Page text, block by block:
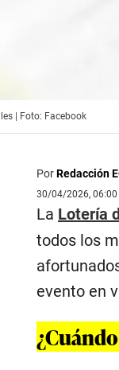
| Foto: Facebook
PorRedacción
30/04/2026, 06:00
La Lotería
todos los
evento en